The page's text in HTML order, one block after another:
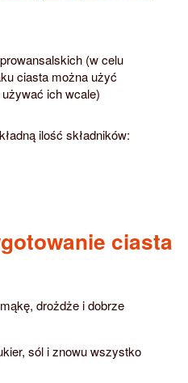
(w celu
ciasta można użyć
ich wcale)
ilość składników:
ciasta
drożdże i dobrze
sól i znowu wszystko